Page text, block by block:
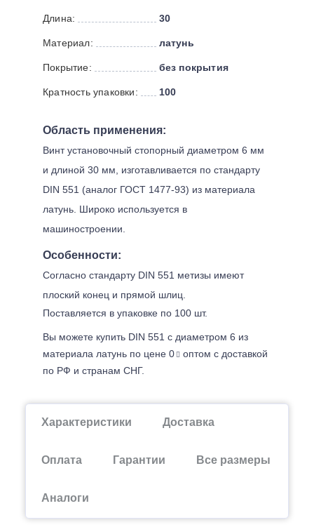
Длина: 30
Материал: латунь
Покрытие: без покрытия
Кратность упаковки: 100
Область применения:
Винт установочный стопорный диаметром 6 мм
и длиной 30 мм, изготавливается по стандарту
DIN 551 (аналог ГОСТ 1477-93) из материала
латунь. Широко используется в
машиностроении.
Особенности:
Согласно стандарту DIN 551 метизы имеют
плоский конец и прямой шлиц.
Поставляется в упаковке по 100 шт.
Вы можете купить DIN 551 с диаметром 6 из
материала латунь по цене 0
оптом с доставкой
по РФ и странам СНГ.
Характеристики Доставка
Оплата Гарантии Все размеры
Аналоги